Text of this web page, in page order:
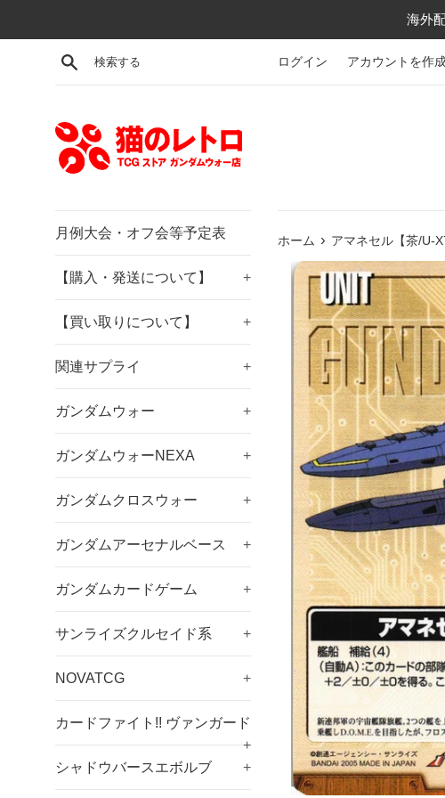
海外
検索する ログイン アカウントを作
月例大会・オフ会等予定表
【購入・発送について】 +
【買い取りについて】 +
関連サプライ +
ガンダムウォー +
ガンダムウォーNEXA +
ガンダムクロスウォー +
ガンダムアーセナルベース +
ガンダムカードゲーム +
サンライズクルセイド系 +
NOVATCG +
カードファイト!! ヴァンガード
+
シャドウバースエボルブ
+
ホーム › アマネセル【茶/U-